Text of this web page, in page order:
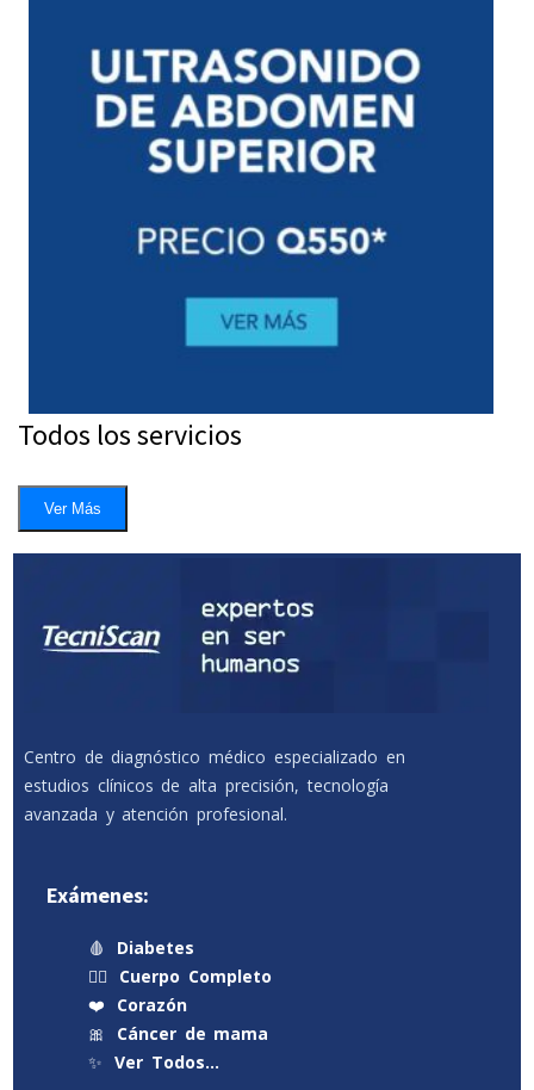
Todos los servicios
Ver Más
Centro de diagnóstico médico especializado en
estudios clínicos de alta precisión, tecnología
avanzada y atención profesional.
Exámenes:
🩸
Diabetes
🧍‍♂️
Cuerpo Completo
❤️
Corazón
🎀
Cáncer de mama
✨ Ver Todos…